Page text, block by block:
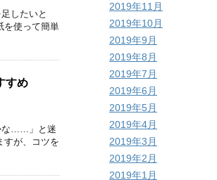
したいと
を使って簡単
すめ
な……」と迷
すが、コツを
2019年11月
2019年10月
2019年9月
2019年8月
2019年7月
2019年6月
2019年5月
2019年4月
2019年3月
2019年2月
2019年1月